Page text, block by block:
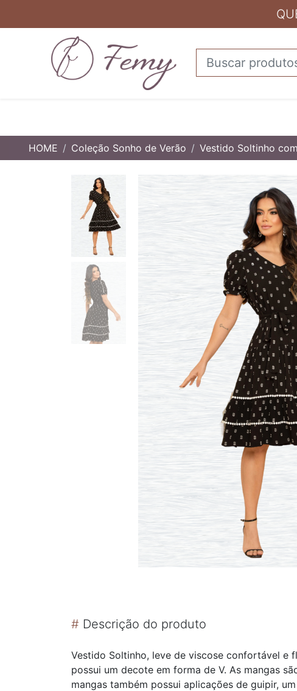
HOME Coleção Sonho de Verão Vestido Soltinho
# Descrição do produto
Vestido Soltinho, leve de viscose confortável e
possui um decote em forma de V. As mangas
mangas também possui aplicações de guipir,